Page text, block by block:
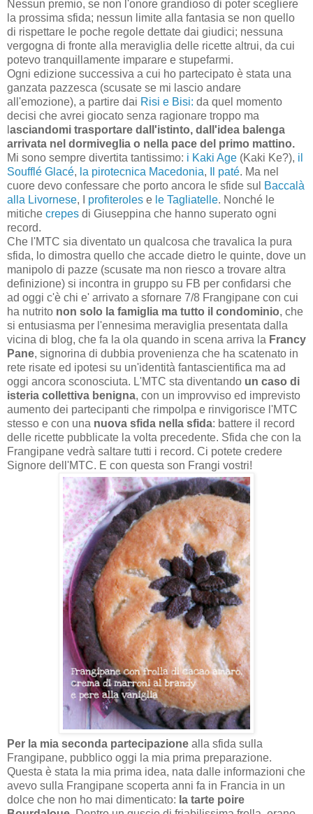
Nessun premio, se non l'onore grandioso di poter scegliere
la prossima sfida; nessun limite alla fantasia se non quello
di rispettare le poche regole dettate dai giudici; nessuna
vergogna di fronte alla meraviglia delle ricette altrui, da cui
potevo tranquillamente imparare e stupefarmi.
Ogni edizione successiva a cui ho partecipato è stata una
ganzata pazzesca (scusate se mi lascio andare
all'emozione), a partire dai Risi e Bisi: da quel momento
decisi che avrei giocato senza ragionare troppo ma
asciandomi trasportare dall'istinto, dall'idea balenga
arrivata nel dormiveglia o nella pace del primo mattino.
Mi sono sempre divertita tantissimo: i Kaki Age (Kaki Ke?), il
Soufflé Glacé, la pirotecnica Macedonia, Il paté. Ma nel
cuore devo confessare che porto ancora le sfide sul
Baccalà
alla Livornese, I profiteroles e le Tagliatelle. Nonché le
mitiche crepes di Giuseppina che hanno superato ogni
record.
Che l'MTC sia diventato un qualcosa che travalica la pura
sfida, lo dimostra quello che accade dietro le quinte, dove un
manipolo di pazze (scusate ma non riesco a trovare altra
definizione) si incontra in gruppo su FB per confidarsi che
ad oggi c'è chi e' arrivato a sfornare 7/8 Frangipane con cui
ha nutrito non solo la famiglia ma tutto il condominio, che
si entusiasma per l'ennesima meraviglia presentata dalla
vicina di blog, che fa la ola quando in scena arriva la Francy
Pane, signorina di dubbia provenienza che ha scatenato in
rete risate ed ipotesi su un'identità fantascientifica ma ad
oggi ancora sconosciuta. L'MTC sta diventando un caso di
isteria collettiva benigna, con un improvviso ed imprevisto
aumento dei partecipanti che rimpolpa e rinvigorisce l'MTC
stesso e con una nuova sfida nella sfida: battere il record
delle ricette pubblicate la volta precedente. Sfida che con la
Frangipane vedrà saltare tutti i record. Ci potete credere
Signore dell'MTC. E con questa son Frangi vostri!
Per la mia seconda partecipazione alla sfida sulla
Frangipane, pubblico oggi la mia prima preparazione.
Questa è stata la mia prima idea, nata dalle informazioni che
avevo sulla Frangipane scoperta anni fa in Francia in un
dolce che non ho mai dimenticato: la tarte poire